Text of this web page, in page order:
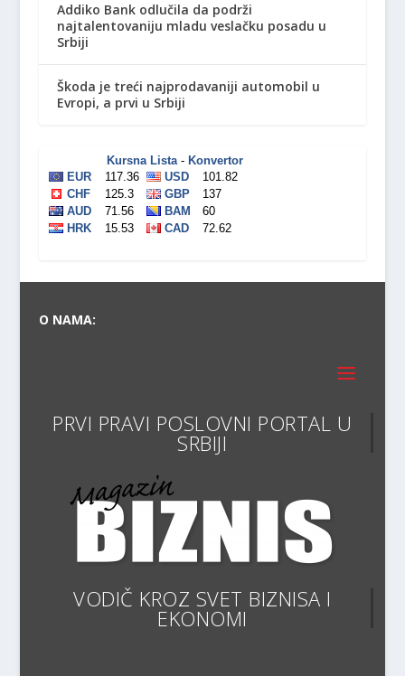
Addiko Bank odlučila da podrži
najtalentovaniju mladu veslačku posadu u
Srbiji
Škoda je treći najprodavaniji automobil u
Evropi, a prvi u Srbiji
O NAMA:
PRVI PRAVI POSLOVNI PORTAL U
VODIČ KROZ SVET BIZNISA I